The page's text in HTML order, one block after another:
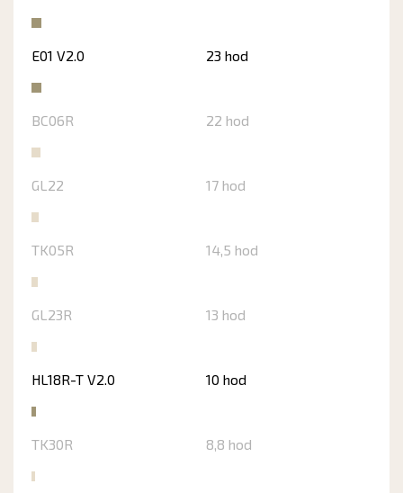
E01 V2.0 23 hod
BC06R 22 hod
GL22 17 hod
TK05R 14,5 hod
GL23R 13 hod
HL18R-T V2.0 10 hod
TK30R 8,8 hod